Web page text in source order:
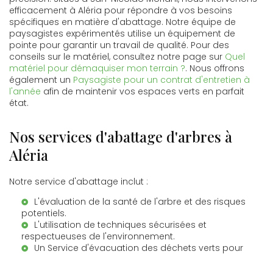
efficacement à Aléria pour répondre à vos besoins
spécifiques en matière d'abattage. Notre équipe de
paysagistes expérimentés utilise un équipement de
pointe pour garantir un travail de qualité. Pour des
conseils sur le matériel, consultez notre page sur Quel
matériel pour démaquiser mon terrain ?. Nous offrons
également un Paysagiste pour un contrat d'entretien à
l'année afin de maintenir vos espaces verts en parfait
état.
Nos services d'abattage d'arbres à
Aléria
Notre service d'abattage inclut :
L'évaluation de la santé de l'arbre et des risques
potentiels.
L'utilisation de techniques sécurisées et
respectueuses de l'environnement.
Un Service d'évacuation des déchets verts pour